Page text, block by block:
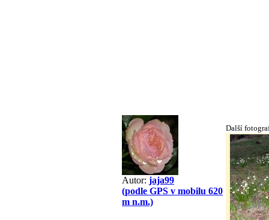
Autor: jaja99
(podle GPS v mobilu 620
m n.m.)
Další